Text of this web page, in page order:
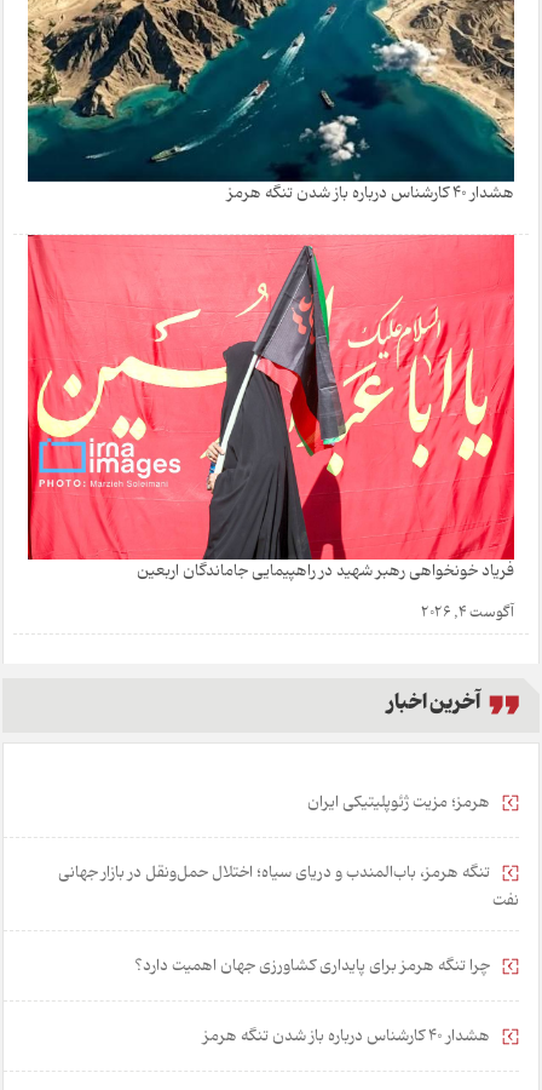
هشدار 40 کارشناس درباره باز شدن تنگه هرمز
فریاد خونخواهی رهبر شهید در راهپیمایی جاماندگان اربعین
آگوست 4, 2026
آخرین اخبار
هرمز؛ مزیت ژئوپلیتیکی ایران
تنگه هرمز، باب‌المندب و دریای سیاه؛ اختلال حمل‌ونقل در بازار جهانی
نفت
چرا تنگه هرمز برای پایداری کشاورزی جهان اهمیت دارد؟
هشدار 40 کارشناس درباره باز شدن تنگه هرمز